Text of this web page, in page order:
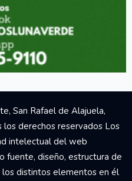
San Rafael de Alajuela,
los derechos reservados Los
intelectual del web
fuente, diseño, estructura de
distintos elementos en él